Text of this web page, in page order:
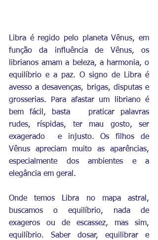
Libra é regido pelo planeta Vênus, em
função da influência de Vênus, os
librianos amam a beleza, a harmonia, o
equilíbrio e a paz. O signo de Libra é
avesso a desavenças, brigas, disputas e
grosserias. Para afastar um libriano é
bem fácil, basta   praticar palavras
rudes, ríspidas, ter mau gosto, ser
exagerado  e injusto. Os filhos de
Vênus apreciam muito as aparências,
especialmente dos ambientes e a
elegância em geral.
Onde temos Libra no mapa astral,
buscamos o equilíbrio, nada de
exageros ou de escassez, mas sim,
equilíbrio. Saber dosar, equilibrar e